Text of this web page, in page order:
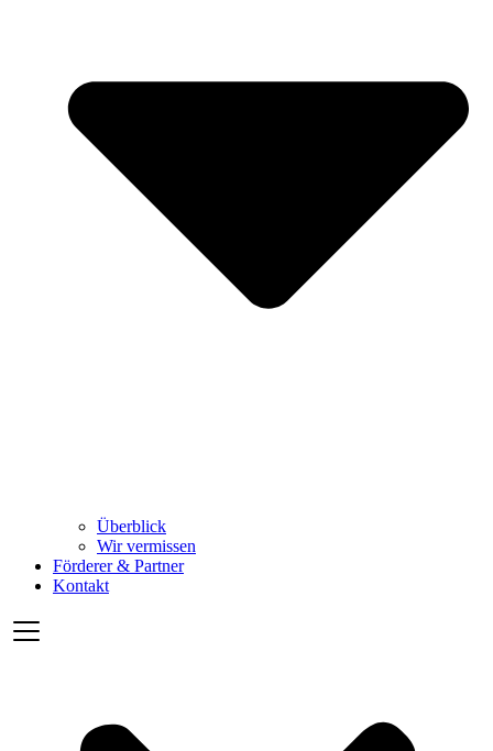
Überblick
Wir vermissen
Förderer & Partner
Kontakt